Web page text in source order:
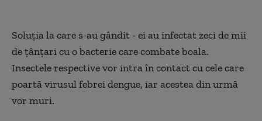
Soluţia la care s-au gândit - ei au infectat zeci de mii
de ţânţari cu o bacterie care combate boala.
Insectele respective vor intra în contact cu cele care
poartă virusul febrei dengue, iar acestea din urmă
vor muri.